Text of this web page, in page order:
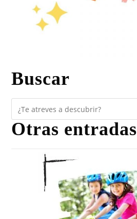
Buscar
Otras entradas